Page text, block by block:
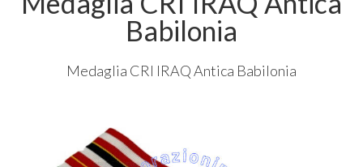
Babilonia
Medaglia CRI IRAQAntica Babilonia